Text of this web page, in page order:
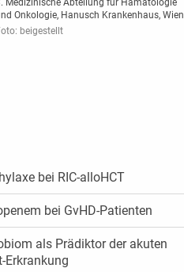
Medizinische Abteilung für Hämatologie
Onkologie, Hanusch Krankenhaus, Wien
beigestellt
bei RIC-alloHCT
bei GvHD-Patienten
als Prädiktor der akuten
Erkrankung